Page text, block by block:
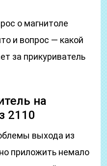
о магнитоле
и вопрос — какой
за прикуриватель
на
2110
выхода из
приложить немало